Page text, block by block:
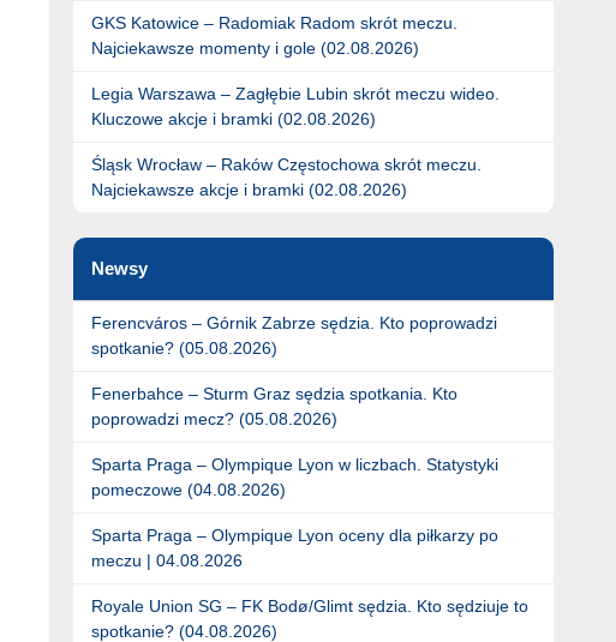
GKS Katowice – Radomiak Radom skrót meczu.
Najciekawsze momenty i gole (02.08.2026)
Legia Warszawa – Zagłębie Lubin skrót meczu wideo.
Kluczowe akcje i bramki (02.08.2026)
Śląsk Wrocław – Raków Częstochowa skrót meczu.
Najciekawsze akcje i bramki (02.08.2026)
Newsy
Ferencváros – Górnik Zabrze sędzia. Kto poprowadzi
spotkanie? (05.08.2026)
Fenerbahce – Sturm Graz sędzia spotkania. Kto
poprowadzi mecz? (05.08.2026)
Sparta Praga – Olympique Lyon w liczbach. Statystyki
pomeczowe (04.08.2026)
Sparta Praga – Olympique Lyon oceny dla piłkarzy po
meczu | 04.08.2026
Royale Union SG – FK Bodø/Glimt sędzia. Kto sędziuje to
spotkanie? (04.08.2026)